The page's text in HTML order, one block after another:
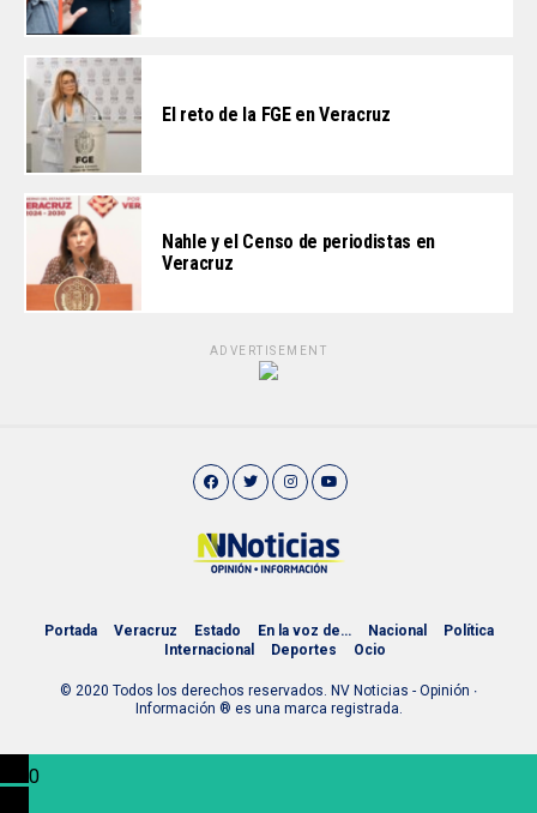
El reto de la FGE en Veracruz
Nahle y el Censo de periodistas en
Veracruz
ADVERTISEMENT
Portada Veracruz Estado En la voz de… Nacional
Política
Internacional
Deportes Ocio
© 2020 Todos los derechos reservados. NV Noticias - Opinión ∙
Información ® es una marca registrada.
0